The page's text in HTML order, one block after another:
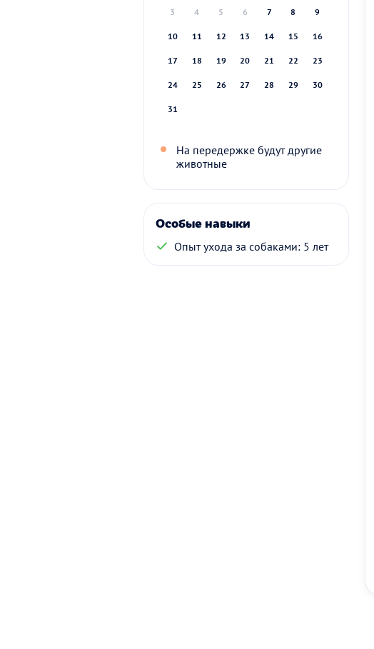
3 4 5 6 7 8 9
10 11 12 13 14 15 16
17 18 19 20 21 22 23
24 25 26 27 28 29 30
31
На передержке будут другие
животные
Особые навыки
Опыт ухода за собаками: 5 лет